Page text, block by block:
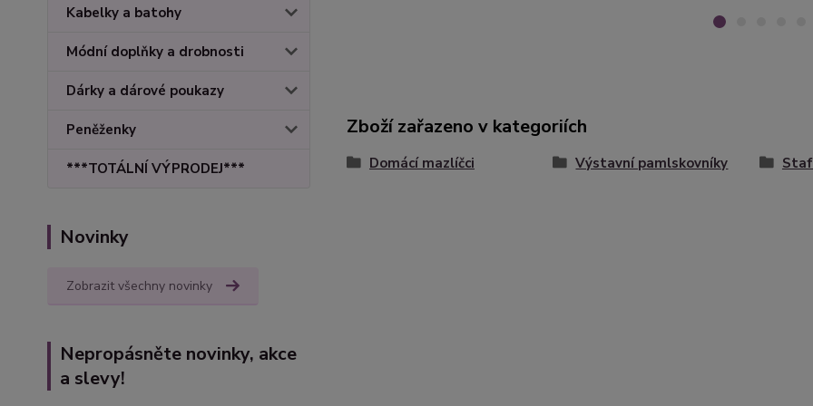
Kabelky a batohy
Módní doplňky a drobnosti
Dárky a dárové poukazy
Peněženky
***TOTÁLNÍ VÝPRODEJ***
Novinky
Zobrazit všechny novinky
Nepropásněte novinky, akce
a slevy!
Zboží zařazeno v kategoriích
Domácí mazlíčci Výstavní pamlskovníky